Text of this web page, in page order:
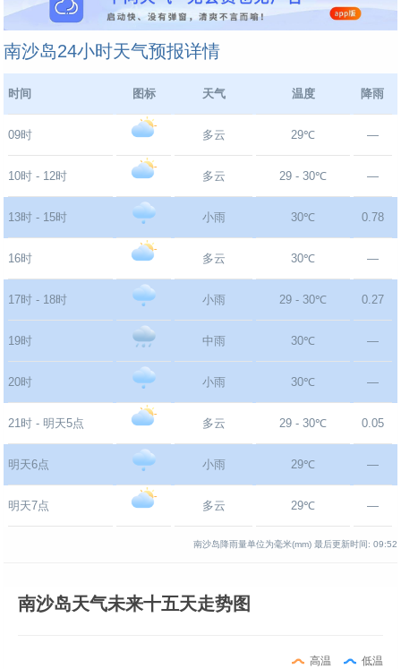
南沙岛24小时天气预报详情
时间 图标 天气 温度 降雨
09时 多云 29℃ —
10时 - 12时 多云 29 - 30℃ —
13时 - 15时 小雨 30℃ 0.78
16时 多云 30℃ —
17时 - 18时 小雨 29 - 30℃ 0.27
19时 中雨 30℃ —
20时 小雨 30℃ —
21时 - 明天5点 多云 29 - 30℃ 0.05
明天6点 小雨 29℃ —
明天7点 多云 29℃ —
南沙岛降雨量单位为毫米(mm) 最后更新时间: 09:52
南沙岛天气未来十五天走势图
高温 低温